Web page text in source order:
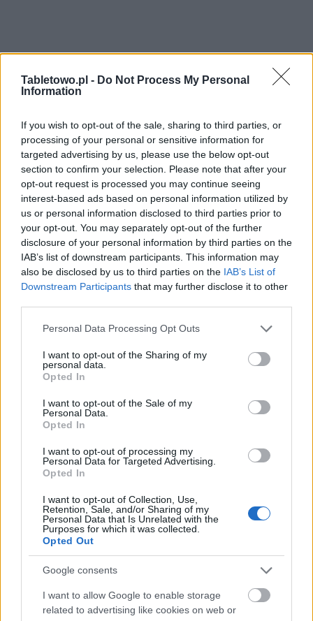
Tabletowo.pl - Do Not Process My Personal
Information
If you wish to opt-out of the sale, sharing to third parties, or
processing of your personal or sensitive information for
targeted advertising by us, please use the below opt-out
section to confirm your selection. Please note that after your
opt-out request is processed you may continue seeing
interest-based ads based on personal information utilized by
us or personal information disclosed to third parties prior to
your opt-out. You may separately opt-out of the further
disclosure of your personal information by third parties on the
IAB’s list of downstream participants. This information may
also be disclosed by us to third parties on the IAB’s List of
Downstream Participants that may further disclose it to other
Please note that this website/app uses one or more Google
not limited to your visit or usage behaviour. You may click to
grant or deny consent to Google and its third-party tags to
use your data for below specified purposes in below Google
consent section.
Personal Data Processing Opt Outs
I want to opt-out of the Sharing of my
personal data.
Opted In
I want to opt-out of the Sale of my
Personal Data.
Opted In
I want to opt-out of processing my
Personal Data for Targeted Advertising.
Opted In
I want to opt-out of Collection, Use,
Retention, Sale, and/or Sharing of my
Personal Data that Is Unrelated with the
Purposes for which it was collected.
Opted Out
Google consents
I want to allow Google to enable storage
related to advertising like cookies on web or